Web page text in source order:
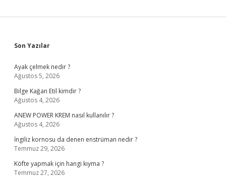
Sidebar
Son Yazılar
Ayak çelmek nedir ?
Ağustos 5, 2026
Bilge Kağan Etil kimdir ?
Ağustos 4, 2026
ANEW POWER KREM nasıl kullanılır ?
Ağustos 4, 2026
İngiliz kornosu da denen enstrüman nedir ?
Temmuz 29, 2026
Köfte yapmak için hangi kıyma ?
Temmuz 27, 2026